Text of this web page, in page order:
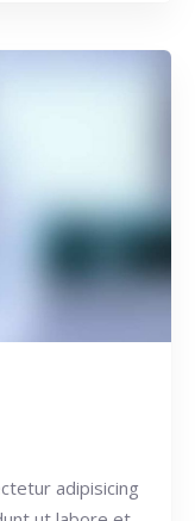
adipisicing